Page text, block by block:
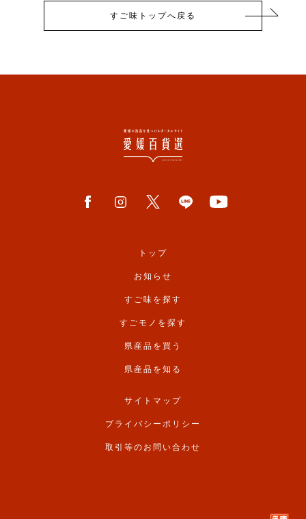
すご味トップへ戻る
トップ
お知らせ
すご味を探す
すごモノを探す
県産品を買う
県産品を知る
サイトマップ
プライバシーポリシー
取引等のお問い合わせ